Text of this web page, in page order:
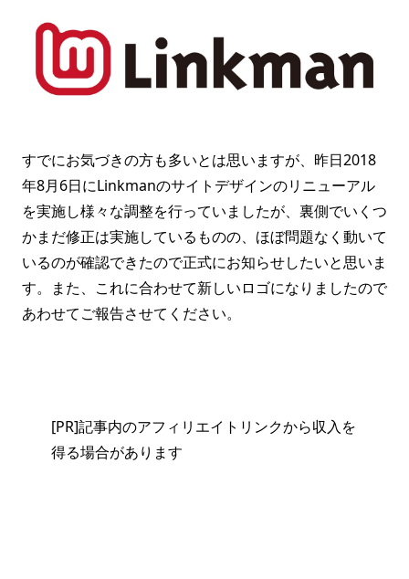
すでにお気づきの方も多いとは思いますが、昨日2018
年8月6日にLinkmanのサイトデザインのリニューアル
を実施し様々な調整を行っていましたが、裏側でいくつ
かまだ修正は実施しているものの、ほぼ問題なく動いて
いるのが確認できたので正式にお知らせしたいと思いま
す。また、これに合わせて新しいロゴになりましたので
あわせてご報告させてください。
[PR]記事内のアフィリエイトリンクから収入を
得る場合があります